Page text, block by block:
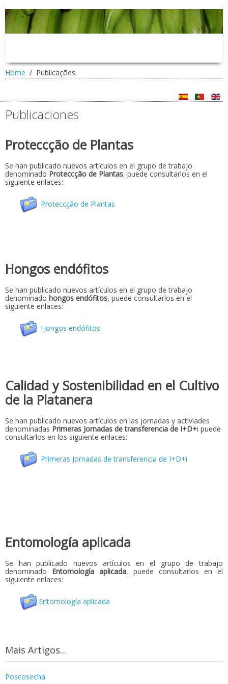
Home Publicações
Publicaciones
Proteccção de Plantas
Se han publicado nuevos artículos en el grupo de trabajo
denominado Proteccção de Plantas, puede consultarlos en el
siguiente enlaces:
Proteccção de Plantas
Hongos endófitos
Se han publicado nuevos artículos en el grupo de trabajo
denominado hongos endófitos, puede consultarlos en el
siguiente enlaces:
Hongos endófitos
Calidad y Sostenibilidad en el Cultivo
de la Platanera
Se han publicado nuevos artículos en las jornadas y activiades
denominadas Primeras Jornadas de transferencia de I+D+i puede
consultarlos en los siguiente enlaces:
Primeras Jornadas de transferencia de I+D+i
Entomología aplicada
Se han publicado nuevos artículos en el grupo de trabajo
denominado Entomología aplicada, puede consultarlos en el
siguiente enlaces:
Entomología aplicada
Mais Artigos...
Poscosecha